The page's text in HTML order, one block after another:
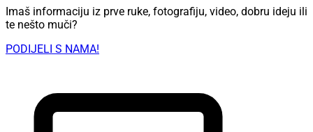
Imaš informaciju iz prve ruke, fotografiju, video, dobru ideju ili
te nešto muči?
PODIJELI S NAMA!